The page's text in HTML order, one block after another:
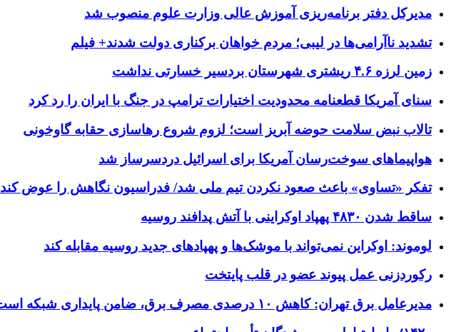
مدیرکل دفتر برنامه‌ریزی آموزش عالی وزارت علوم منصوب شد
تشدید ناآرامی‌ها در لیبی؛ مردم خواهان برکناری دولت شدند+ فیلم
زمین لرزه ۴.۶ ریشتری شهرستان بردسیر خسارتی نداشت
سنای آمریکا قطعنامه محدودیت اختیارات ترامپ در جنگ با ایران را رد کرد
تالاب نبض سلامت حوضه آبریز است؛ لزوم شروع رهاسازی حقابه گاوخونی
هواپیماهای سوخت‌رسان آمریکا برای اسرائیل دردسرساز شد
تفکر «تساوی» باعث صعود نکردن تیم ملی شد/ فدراسیون نگاهش را عوض کند
ساقط شدن ۴۸۳۰ پهپاد اوکراینی با آتش پدافند روسیه
لوموند: اوکراین نمی‌تواند با موشک‌ها و پهپادهای جدید روسیه مقابله کند
رکوردزنی عمل پیوند عضو در قلب پایتخت
مدیرعامل برق تهران: کاهش ۱۰ درصدی مصرف برق، ضامن پایداری شبکه است